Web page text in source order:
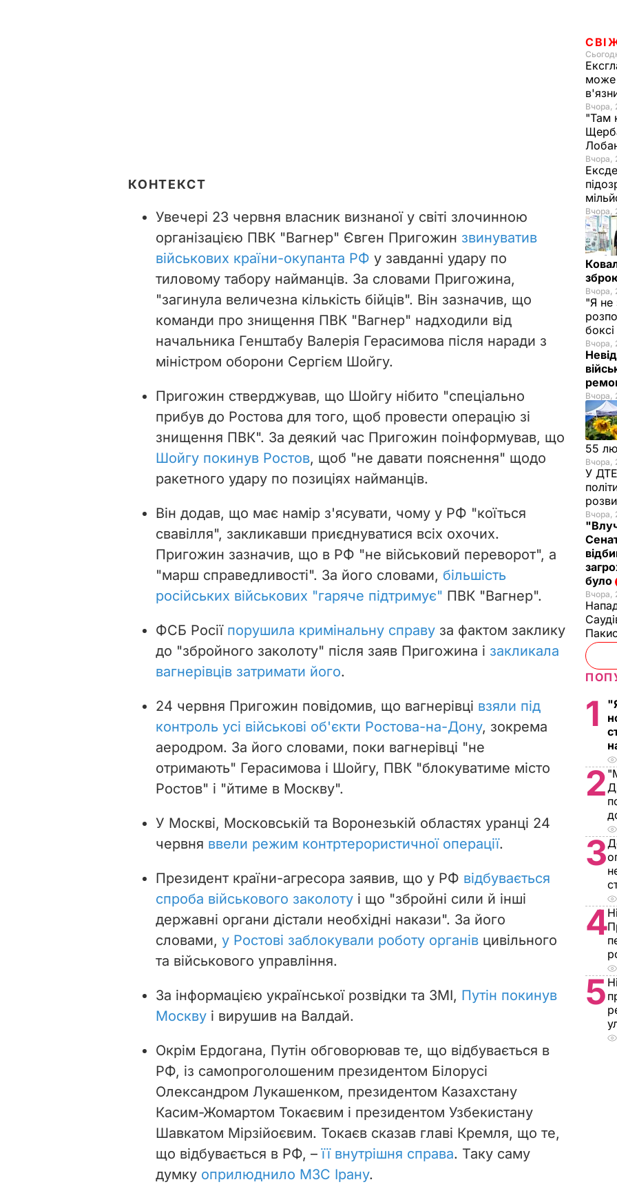
КОНТЕКСТ
Увечері 23 червня власник визнаної у світі злочинною
організацією ПВК "Вагнер" Євген Пригожин звинуватив
військових країни-окупанта РФ у завданні удару по
тиловому табору найманців. За словами Пригожина,
"загинула величезна кількість бійців". Він зазначив, що
команди про знищення ПВК "Вагнер" надходили від
начальника Генштабу Валерія Герасимова після наради з
міністром оборони Сергієм Шойгу.
Пригожин стверджував, що Шойгу нібито "спеціально
прибув до Ростова для того, щоб провести операцію зі
знищення ПВК". За деякий час Пригожин поінформував, що
Шойгу покинув Ростов, щоб "не давати пояснення" щодо
ракетного удару по позиціях найманців.
Він додав, що має намір з'ясувати, чому у РФ "коїться
свавілля", закликавши приєднуватися всіх охочих.
Пригожин зазначив, що в РФ "не військовий переворот", а
"марш справедливості". За його словами, більшість
російських військових "гаряче підтримує" ПВК "Вагнер".
ФСБ Росії порушила кримінальну справу за фактом заклику
до "збройного заколоту" після заяв Пригожина і закликала
вагнерівців затримати його.
24 червня Пригожин повідомив, що вагнерівці взяли під
контроль усі військові об'єкти Ростова-на-Дону, зокрема
аеродром. За його словами, поки вагнерівці "не
отримають" Герасимова і Шойгу, ПВК "блокуватиме місто
Ростов" і "йтиме в Москву".
У Москві, Московській та Воронезькій областях уранці 24
червня ввели режим контртерористичної операції.
Президент країни-агресора заявив, що у РФ відбувається
спроба військового заколоту і що "збройні сили й інші
державні органи дістали необхідні накази". За його
словами, у Ростові заблокували роботу органів цивільного
та військового управління.
За інформацією української розвідки та ЗМІ, Путін покинув
Москву і вирушив на Валдай.
Окрім Ердогана, Путін обговорював те, що відбувається в
РФ, із самопроголошеним президентом Білорусі
Олександром Лукашенком, президентом Казахстану
Касим-Жомартом Токаєвим і президентом Узбекистану
Шавкатом Мірзійоєвим. Токаєв сказав главі Кремля, що те,
що відбувається в РФ, –її внутрішня справа. Таку саму
думку оприлюднило МЗС Ірану.
може
Вчора,
"Там
Вчора,
Вчора,
Вчора,
"Я не
боксі
Вчора,
Вчора,
55
Вчора,
У
Вчора,
було
Вчора,
1
2
3
4
5